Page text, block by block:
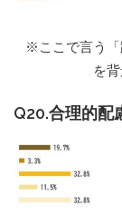
※ここで言う「
を
Q20.合理的配